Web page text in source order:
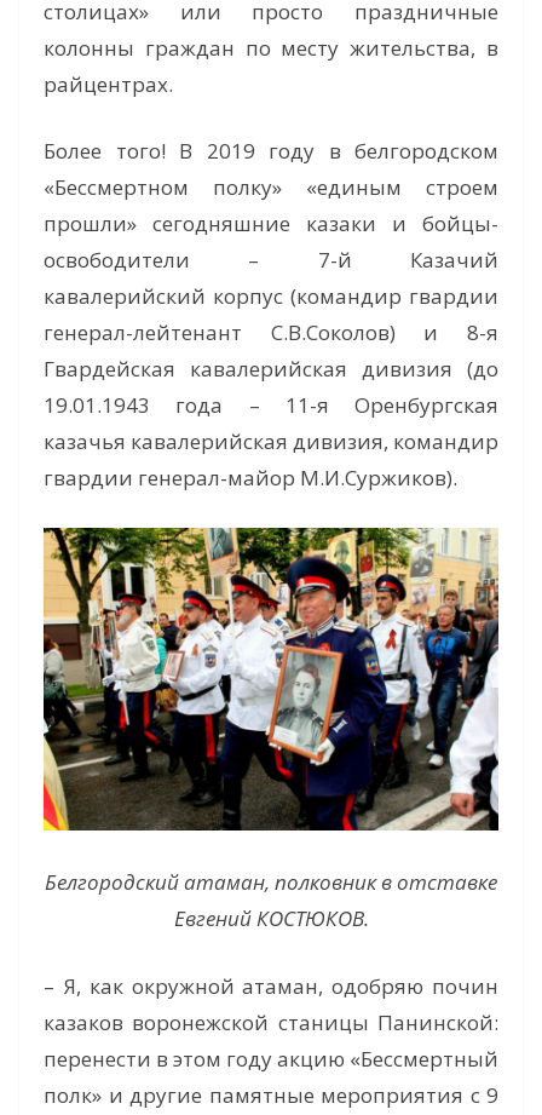
столицах» или просто праздничные
колонны граждан по месту жительства, в
райцентрах.
Более того! В 2019 году в белгородском
«Бессмертном полку» «единым строем
прошли» сегодняшние казаки и бойцы-
освободители – 7-й Казачий
кавалерийский корпус (командир гвардии
генерал-лейтенант С.В.Соколов) и 8-я
Гвардейская кавалерийская дивизия (до
19.01.1943 года – 11-я Оренбургская
казачья кавалерийская дивизия, командир
гвардии генерал-майор М.И.Суржиков).
Белгородский атаман, полковник в отставке
Евгений КОСТЮКОВ.
– Я, как окружной атаман, одобряю почин
казаков воронежской станицы Панинской:
перенести в этом году акцию «Бессмертный
полк» и другие памятные мероприятия с 9